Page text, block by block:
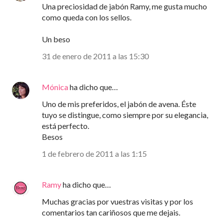
Una preciosidad de jabón Ramy, me gusta mucho
como queda con los sellos.
Un beso
31 de enero de 2011 a las 15:30
Mónicaha dicho que…
Uno de mis preferidos, el jabón de avena. Éste
tuyo se distingue, como siempre por su elegancia,
está perfecto.
Besos
1 de febrero de 2011 a las 1:15
Ramyha dicho que…
Muchas gracias por vuestras visitas y por los
comentarios tan cariñosos que me dejais.